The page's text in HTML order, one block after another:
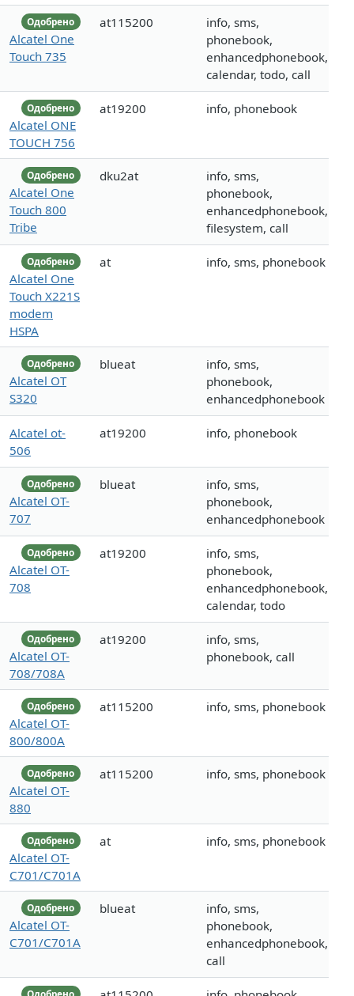
Одобрено
Alcatel One
Touch 735
at115200
info, sms,
phonebook,
enhancedphonebook,
calendar, todo, call
Одобрено
Alcatel ONE
TOUCH 756
at19200 info, phonebook
Одобрено
Alcatel One
Touch 800
Tribe
dku2at
info, sms,
phonebook,
enhancedphonebook,
filesystem, call
Одобрено
Alcatel One
Touch X221S
modem
HSPA
at info, sms, phonebook
Одобрено
Alcatel OT
S320
blueat
info, sms,
phonebook,
enhancedphonebook
Alcatel ot-
506
at19200 info, phonebook
Одобрено
Alcatel OT-
707
blueat
info, sms,
phonebook,
enhancedphonebook
Одобрено
Alcatel OT-
708
at19200
info, sms,
phonebook,
enhancedphonebook,
calendar, todo
Одобрено
Alcatel OT-
708/708A
at19200
info, sms,
phonebook, call
Одобрено
Alcatel OT-
800/800A
at115200 info, sms, phonebook
Одобрено
Alcatel OT-
880
at115200 info, sms, phonebook
Одобрено
Alcatel OT-
C701/C701A
at info, sms, phonebook
Одобрено
Alcatel OT-
C701/C701A
blueat
info, sms,
phonebook,
enhancedphonebook,
call